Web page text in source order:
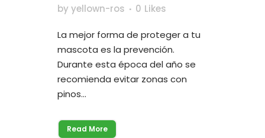
byyellown-ros 0 Likes
La mejor forma de proteger a tu
mascota es la prevención.
Durante esta época del año se
recomienda evitar zonas con
pinos...
Read More